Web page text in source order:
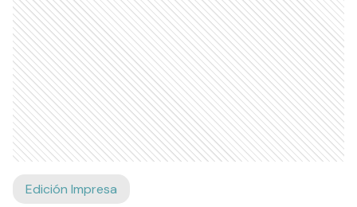
Edición Impresa